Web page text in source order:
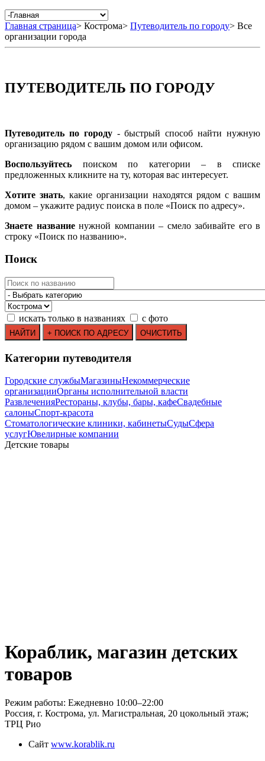
Главная страница> Кострома> Путеводитель по городу> Все
организации города
ПУТЕВОДИТЕЛЬ ПО ГОРОДУ
Путеводитель по городу- быстрый способ найти нужную
организацию рядом с вашим домом или офисом.
Воспользуйтесь поиском по категории – в списке
предложенных кликните на ту, которая вас интересует.
Хотите знать, какие организации находятся рядом с вашим
домом – укажите радиус поиска в поле «Поиск по адресу».
Знаете названиенужной компании – смело забивайте его в
строку «Поиск по названию».
Поиск
искать только в названиях с фото
Категории путеводителя
Городские службыМагазиныНекоммерческие
организацииОрганы исполнительной власти
РазвлеченияРестораны, клубы, бары, кафеСвадебные
салоныСпорт-красота
Стоматологические клиники, кабинетыСудыСфера
услугЮвелирные компании
Детские товары
Кораблик, магазин детских
товаров
Режим работы: Ежедневно 10:00–22:00
Россия, г. Кострома, ул. Магистральная, 20 цокольный этаж;
ТРЦ Рио
Сайт www.korablik.ru